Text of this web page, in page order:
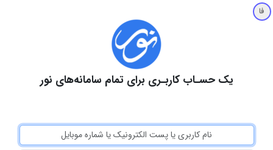
فا
یک حسـاب کاربـری برای تمام سامانه‌های نور